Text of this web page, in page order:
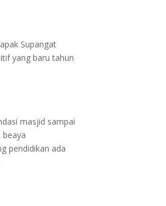
Supangat
yang baru tahun
masjid sampai
pendidikan ada